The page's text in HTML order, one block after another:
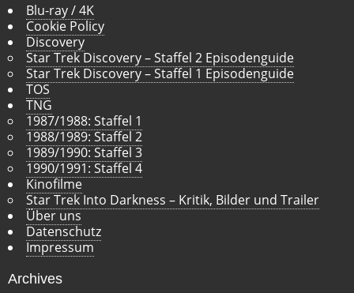
Blu-ray / 4K
Cookie Policy
Discovery
Star Trek Discovery – Staffel 2 Episodenguide
Star Trek Discovery – Staffel 1 Episodenguide
TOS
TNG
1987/1988: Staffel 1
1988/1989: Staffel 2
1989/1990: Staffel 3
1990/1991: Staffel 4
Kinofilme
Star Trek Into Darkness – Kritik, Bilder und Trailer
Über uns
Datenschutz
Impressum
Archives